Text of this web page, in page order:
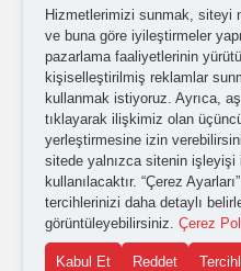
Ana Sayfa
Ürünler
Ürün Katalogları
Kurumsal
Distribütörlük,
Sertifikalarımız
Hizmetlerimizi sunmak, siteyi
ve buna göre iyileştirmeler
pazarlama faaliyetlerinin
kişiselleştirilmiş reklamlar
kullanmak istiyoruz. Ayrıca,
tıklayarak ilişkimiz olan
yerleştirmesine izin
sitede yalnızca sitenin
kullanılacaktır. “Çerez
tercihlerinizi daha detaylı
görüntüleyebilirsiniz. Çerez
Kabul Et Reddet